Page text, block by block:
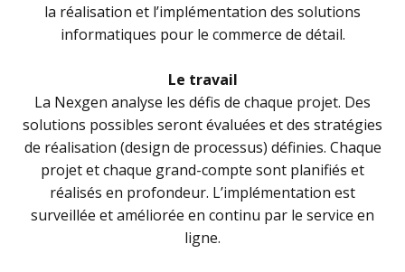
la réalisation et l’implémentation des solutions
informatiques pour le commerce de détail.
Le travail
La Nexgen analyse les défis de chaque projet. Des
solutions possibles seront évaluées et des stratégies
de réalisation (design de processus) définies. Chaque
projet et chaque grand-compte sont planifiés et
réalisés en profondeur. L’implémentation est
surveillée et améliorée en continu par le service en
ligne.